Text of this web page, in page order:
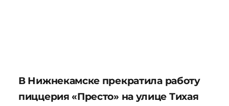
В Нижнекамске прекратила работу
пиццерия «Престо» на улице Тихая